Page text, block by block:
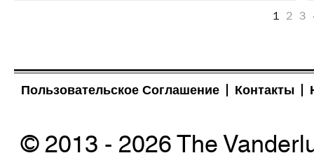
1 2 3
Пользовательское Соглашение Контакты
© 2013 - 2026 The